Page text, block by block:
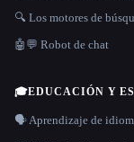
🔍 Los motores de
🤖💬 Robot de chat
🎓EDUCACIÓN Y
🗣️ Aprendizaje de